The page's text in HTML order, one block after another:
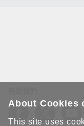
About Cookies
This site uses